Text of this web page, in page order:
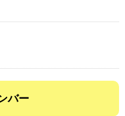
バー